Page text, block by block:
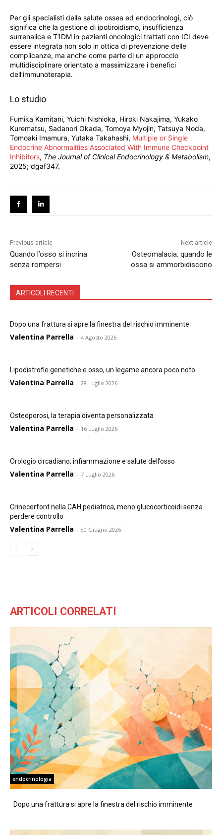
Per gli specialisti della salute ossea ed endocrinologi, ciò
significa che la gestione di ipotiroidismo, insufficienza
surrenalica e T1DM in pazienti oncologici trattati con ICI deve
essere integrata non solo in ottica di prevenzione delle
complicanze, ma anche come parte di un approccio
multidisciplinare orientato a massimizzare i benefici
dell’immunoterapia.
Lo studio
Fumika Kamitani, Yuichi Nishioka, Hiroki Nakajima, Yukako
Kurematsu, Sadanori Okada, Tomoya Myojin, Tatsuya Noda,
Tomoaki Imamura, Yutaka Takahashi, Multiple or Single
Endocrine Abnormalities Associated With Immune Checkpoint
Inhibitors, The Journal of Clinical Endocrinology & Metabolism,
2025; dgaf347.
Previous article
Quando l’osso si incrina
senza rompersi
Next article
Osteomalacia: quando le
ossa si ammorbidiscono
ARTICOLI RECENTI
Dopo una frattura si apre la finestra del rischio imminente
Valentina Parrella - 4 Agosto 2026
Lipodistrofie genetiche e osso, un legame ancora poco noto
Valentina Parrella - 28 Luglio 2026
Osteoporosi, la terapia diventa personalizzata
Valentina Parrella - 16 Luglio 2026
Orologio circadiano, infiammazione e salute dell’osso
Valentina Parrella - 7 Luglio 2026
Crinecerfont nella CAH pediatrica, meno glucocorticoidi senza
perdere controllo
Valentina Parrella - 30 Giugno 2026
ARTICOLI CORRELATI
endocrinologia
Dopo una frattura si apre la finestra del rischio imminente